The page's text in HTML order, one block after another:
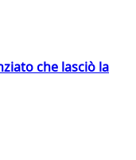
che lasciò la